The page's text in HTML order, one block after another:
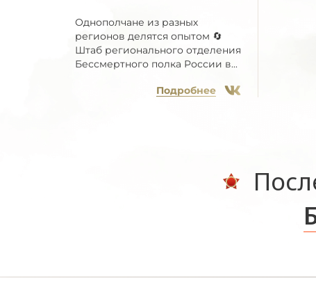
Однополчане из разных
регионов делятся опытом 🔄
Штаб регионального отделения
Бессмертного полка России в...
Подробнее